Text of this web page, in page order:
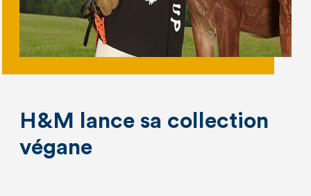
H&M lance sa collection
végane